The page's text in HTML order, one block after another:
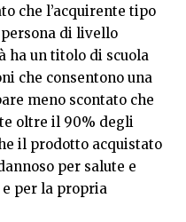
che l’acquirente tipo
di livello
ha un titolo di scuola
che consentono una
meno scontato che
oltre il 90% degli
il prodotto acquistato
per salute e
per la propria